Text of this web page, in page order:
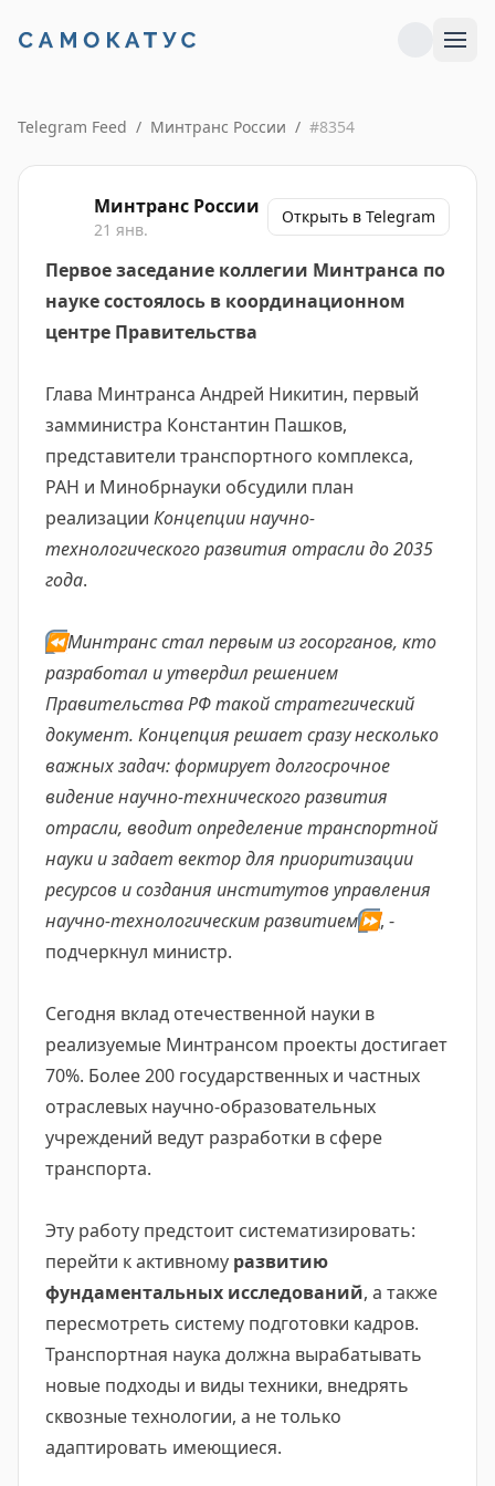
Telegram Feed / Минтранс России / #8354
Минтранс России
21 янв.
Открыть в Telegram
Первое заседание коллегии Минтранса по
науке состоялось в координационном
центре Правительства
Глава Минтранса Андрей Никитин, первый
замминистра Константин Пашков,
представители транспортного комплекса,
РАН и Минобрнауки обсудили план
реализации Концепции научно-
технологического развития отрасли до 2035
года.
⏪Минтранс стал первым из госорганов, кто
разработал и утвердил решением
Правительства РФ такой стратегический
документ. Концепция решает сразу несколько
важных задач: формирует долгосрочное
видение научно-технического развития
отрасли, вводит определение транспортной
науки и задает вектор для приоритизации
ресурсов и создания институтов управления
научно-технологическим развитием⏩, -
подчеркнул министр.
Сегодня вклад отечественной науки в
реализуемые Минтрансом проекты достигает
70%. Более 200 государственных и частных
отраслевых научно-образовательных
учреждений ведут разработки в сфере
транспорта.
Эту работу предстоит систематизировать:
перейти к активному развитию
фундаментальных исследований, а также
пересмотреть систему подготовки кадров.
Транспортная наука должна вырабатывать
новые подходы и виды техники, внедрять
сквозные технологии, а не только
адаптировать имеющиеся.